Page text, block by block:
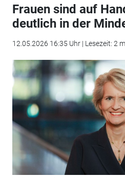
Frauen sind auf
deutlich in der
12.05.2026 16:35 Uhr | Lesezeit: 2